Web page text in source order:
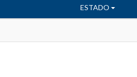
ESTADO